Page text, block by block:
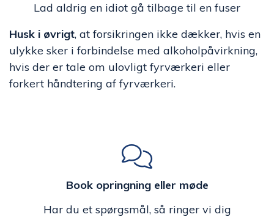
Lad aldrig en idiot gå tilbage til en fuser
Husk i øvrigt, at forsikringen ikke dækker, hvis en
ulykke sker i forbindelse med alkoholpåvirkning,
hvis der er tale om ulovligt fyrværkeri eller
forkert håndtering af fyrværkeri.
Book opringning eller møde
Har du et spørgsmål, så ringer vi dig